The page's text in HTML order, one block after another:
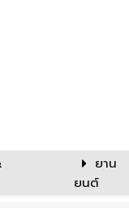
ยาน
ยนต์